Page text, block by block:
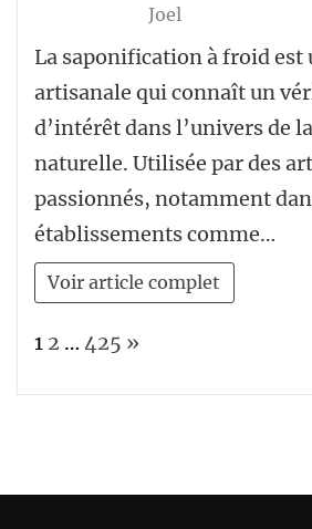
Joel
La saponification à froid est
artisanale qui connaît un
d’intérêt dans l’univers de
naturelle. Utilisée par des
passionnés, notamment
établissements comme…
Voir article complet
Page:
1 2 … 425 Next
»